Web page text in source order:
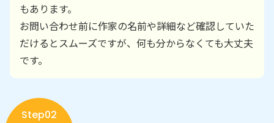
もあります。
お問い合わせ前に作家の名前や詳細など確認していた
だけるとスムーズですが、何も分からなくても大丈夫
です。
Step02